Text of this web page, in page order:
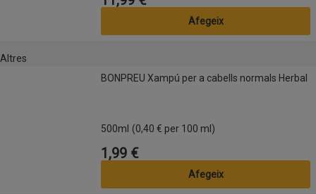
Afegeix
Altres
BONPREU Xampú per a cabells normals HerbalBONPREU Xampú per a cabells normals Herbal
500ml (0,40 € per 100 ml)
Preu
1,99 €
Afegeix